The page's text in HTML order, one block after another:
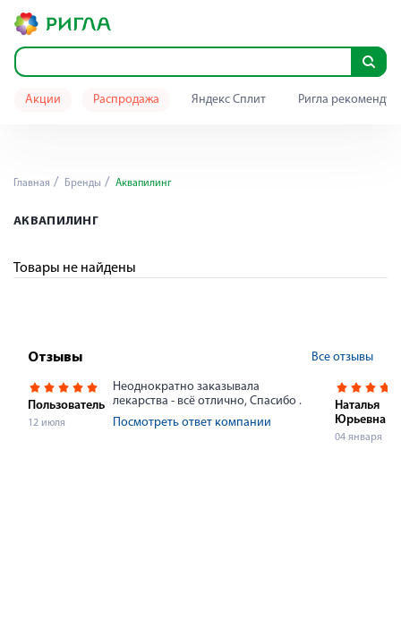
Акции Распродажа Яндекс Сплит Ригла
Главная Бренды Аквапилинг
АКВАПИЛИНГ
Товары не найдены
Отзывы Все отзывы
Пользователь
12 июля
Неоднократно заказывала
лекарства - всё отлично, Спасибо .
Посмотреть ответ компании
Наталья
Юрьевна
04 января